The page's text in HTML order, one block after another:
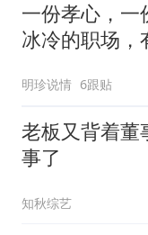
一份孝心，一
冰冷的职场，
明珍说情 6跟贴
老板又背着董
事了
知秋综艺